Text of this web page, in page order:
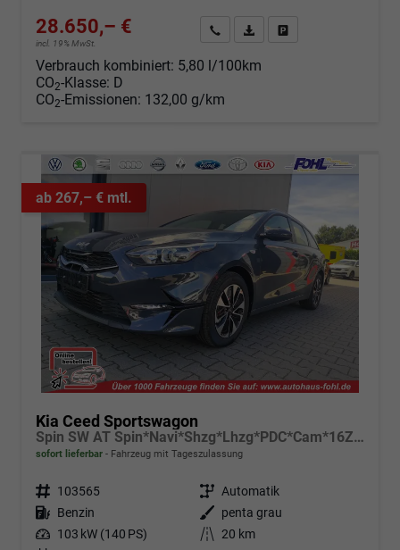
28.650,– €
incl. 19% MwSt.
Angebot anfordern
Fahrzeugexpose (PDF)
Verbrauch kombiniert: 5,80 l/100km
CO2-Klasse: D
CO2-Emissionen: 132,00 g/km
ab 267,– € mtl.
Kia Ceed Sportswagon
Spin SW AT Spin*Navi*Shzg*Lhzg*PDC*Cam*16Zoll
sofort lieferbar Fahrzeug mit Tageszulassung
Fahrzeugnr. 103565 Getriebe Automatik
Kraftstoff Benzin Außenfarbe
penta grau
Leistung 103 kW (140 PS) Kilometerstand 20 km